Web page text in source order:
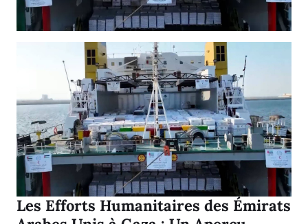
Les Efforts Humanitaires des Émirats